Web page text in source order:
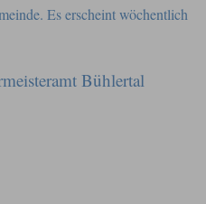
Es erscheint wöchentlich
Bühlertal